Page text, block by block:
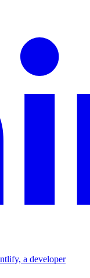
a developer